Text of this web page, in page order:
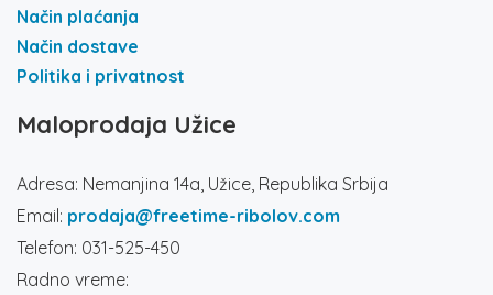
Način plaćanja
Način dostave
Politika i privatnost
Maloprodaja Užice
Adresa: Nemanjina 14a, Užice, Republika Srbija
Email: prodaja@freetime-ribolov.com
Telefon: 031-525-450
Radno vreme: